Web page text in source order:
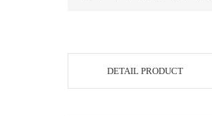
DETAIL PRODUCT